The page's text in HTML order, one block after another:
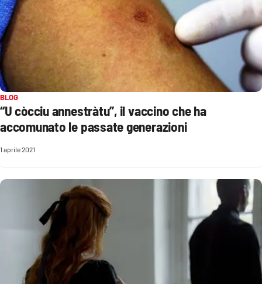
Economia e Lavoro
Politica
Sanità
Sport
Good Morning Vietnam
Parchi Marini Calabria
Leggendo Alvaro insieme
BLOG
“U còcciu annestràtu”, il vaccino che ha
accomunato le passate generazioni
1 aprile 2021